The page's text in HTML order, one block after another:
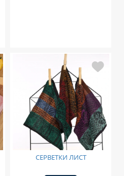
СЕРВЕТКИ ЛИСТ